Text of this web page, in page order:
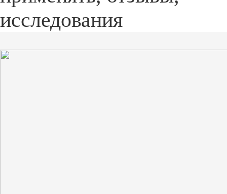
исследования